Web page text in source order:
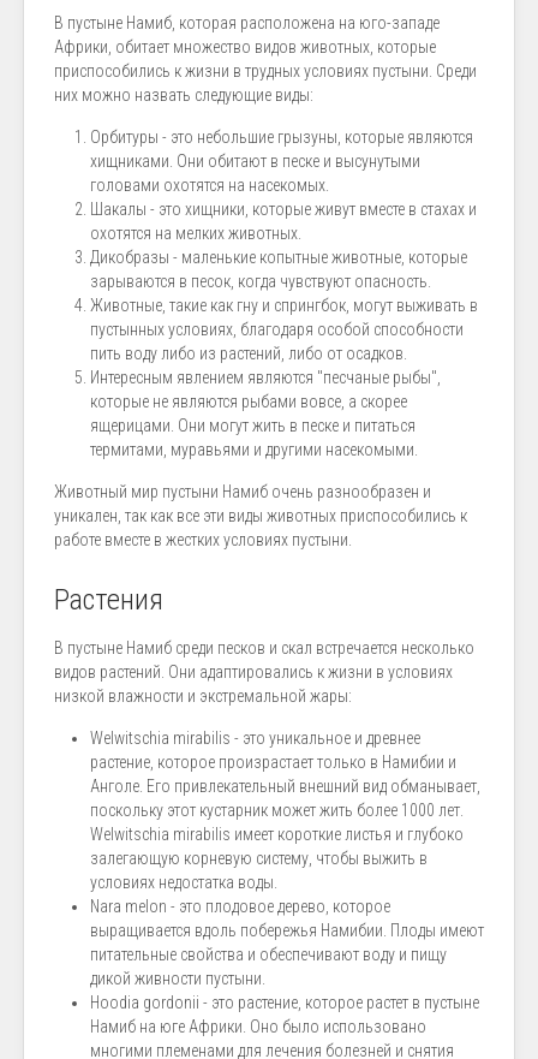
В пустыне Намиб, которая расположена на юго-западе
Африки, обитает множество видов животных, которые
приспособились к жизни в трудных условиях пустыни. Среди
них можно назвать следующие виды:
Орбитуры - это небольшие грызуны, которые являются
хищниками. Они обитают в песке и высунутыми
головами охотятся на насекомых.
Шакалы - это хищники, которые живут вместе в стахах и
охотятся на мелких животных.
Дикобразы - маленькие копытные животные, которые
зарываются в песок, когда чувствуют опасность.
Животные, такие как гну и спрингбок, могут выживать в
пустынных условиях, благодаря особой способности
пить воду либо из растений, либо от осадков.
Интересным явлением являются "песчаные рыбы",
которые не являются рыбами вовсе, а скорее
ящерицами. Они могут жить в песке и питаться
термитами, муравьями и другими насекомыми.
Животный мир пустыни Намиб очень разнообразен и
уникален, так как все эти виды животных приспособились к
работе вместе в жестких условиях пустыни.
Растения
В пустыне Намиб среди песков и скал встречается несколько
видов растений. Они адаптировались к жизни в условиях
низкой влажности и экстремальной жары:
Welwitschia mirabilis - это уникальное и древнее
растение, которое произрастает только в Намибии и
Анголе. Его привлекательный внешний вид обманывает,
поскольку этот кустарник может жить более 1000 лет.
Welwitschia mirabilis имеет короткие листья и глубоко
залегающую корневую систему, чтобы выжить в
условиях недостатка воды.
Nara melon - это плодовое дерево, которое
выращивается вдоль побережья Намибии. Плоды имеют
питательные свойства и обеспечивают воду и пищу
дикой живности пустыни.
Hoodia gordonii - это растение, которое растет в пустыне
Намиб на юге Африки. Оно было использовано
многими племенами для лечения болезней и снятия